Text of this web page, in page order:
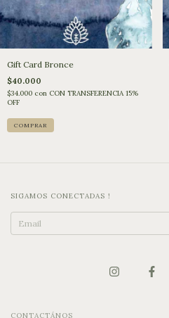
Gift Card Bronce
$40.000
$34.000 con CON TRANSFERENCIA 15%
OFF
SIGAMOS CONECTADAS !
CONTACTÁNOS